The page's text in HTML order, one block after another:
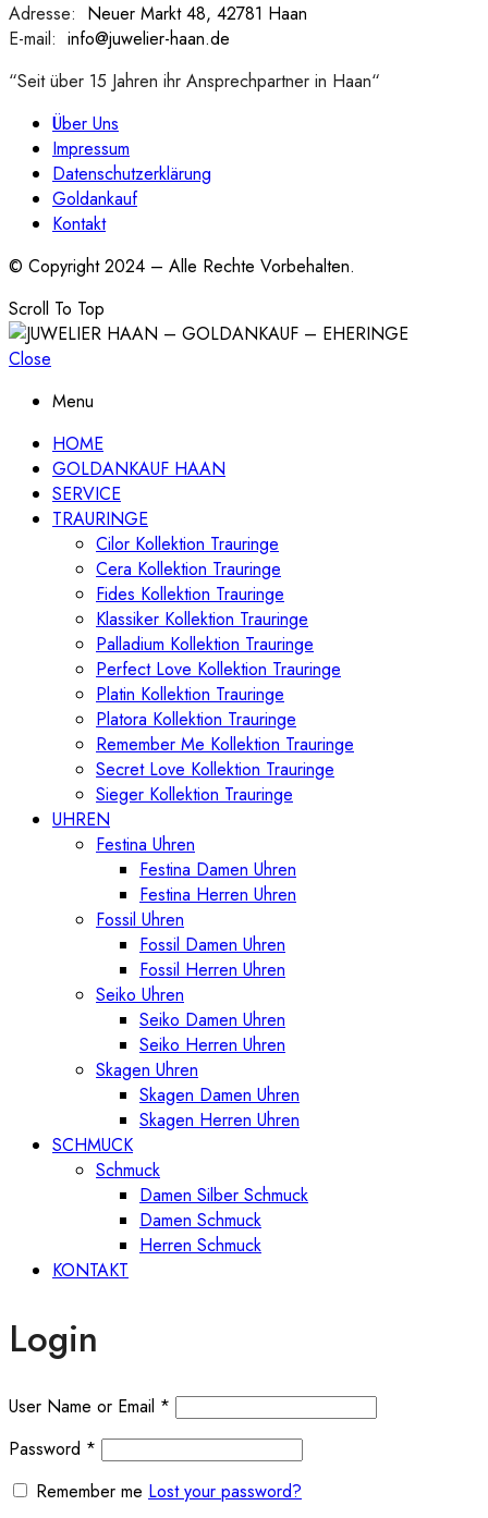
Adresse: Neuer Markt 48, 42781 Haan
E-mail: info@juwelier-haan.de
“Seit über 15 Jahren ihr Ansprechpartner in Haan“
Über Uns
Impressum
Datenschutzerklärung
Goldankauf
Kontakt
© Copyright 2024 – Alle Rechte Vorbehalten.
Scroll To Top
Close
Menu
HOME
GOLDANKAUF HAAN
SERVICE
TRAURINGE
Cilor Kollektion Trauringe
Cera Kollektion Trauringe
Fides Kollektion Trauringe
Klassiker Kollektion Trauringe
Palladium Kollektion Trauringe
Perfect Love Kollektion Trauringe
Platin Kollektion Trauringe
Platora Kollektion Trauringe
Remember Me Kollektion Trauringe
Secret Love Kollektion Trauringe
Sieger Kollektion Trauringe
UHREN
Festina Uhren
Festina Damen Uhren
Festina Herren Uhren
Fossil Uhren
Fossil Damen Uhren
Fossil Herren Uhren
Seiko Uhren
Seiko Damen Uhren
Seiko Herren Uhren
Skagen Uhren
Skagen Damen Uhren
Skagen Herren Uhren
SCHMUCK
Schmuck
Damen Silber Schmuck
Damen Schmuck
Herren Schmuck
KONTAKT
Login
User Name or Email *
Password *
Remember me Lost your password?